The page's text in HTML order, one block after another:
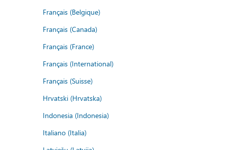
Français (Belgique)
Français (Canada)
Français (France)
Français (International)
Français (Suisse)
Hrvatski (Hrvatska)
Indonesia (Indonesia)
Italiano (Italia)